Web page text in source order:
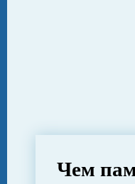
Чем